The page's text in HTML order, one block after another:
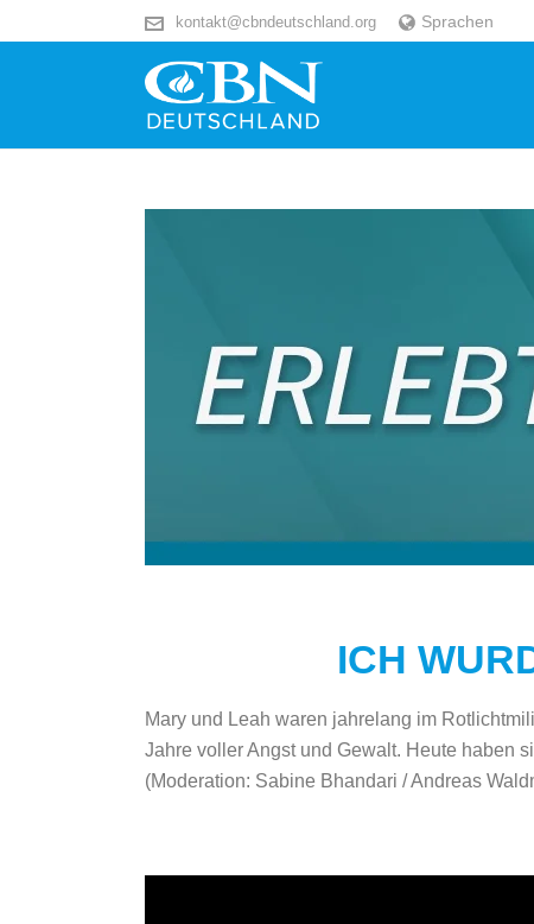
kontakt@cbndeutschland.org Sprachen
ICH
Mary und Leah waren jahrelang im
Jahre voller Angst und Gewalt. Heute haben
(Moderation: Sabine Bhandari / Andreas